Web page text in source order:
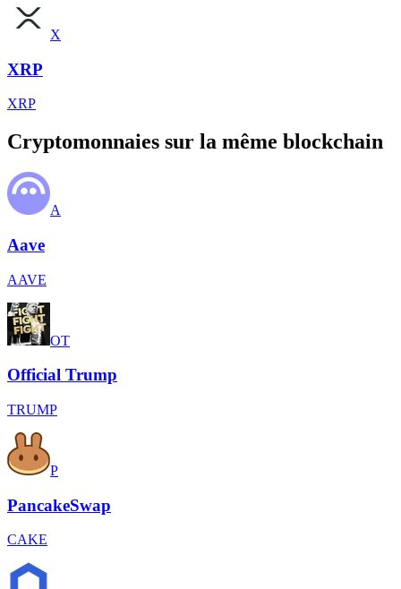
X
XRP
XRP
Cryptomonnaies sur la même blockchain
A
Aave
AAVE
OT
Official Trump
TRUMP
P
PancakeSwap
CAKE